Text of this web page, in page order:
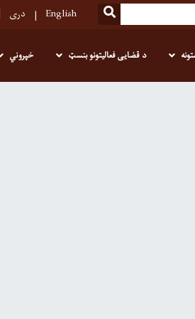
SEARCH
English دری
د قضایی فعالیتونو بنسټ خپروني